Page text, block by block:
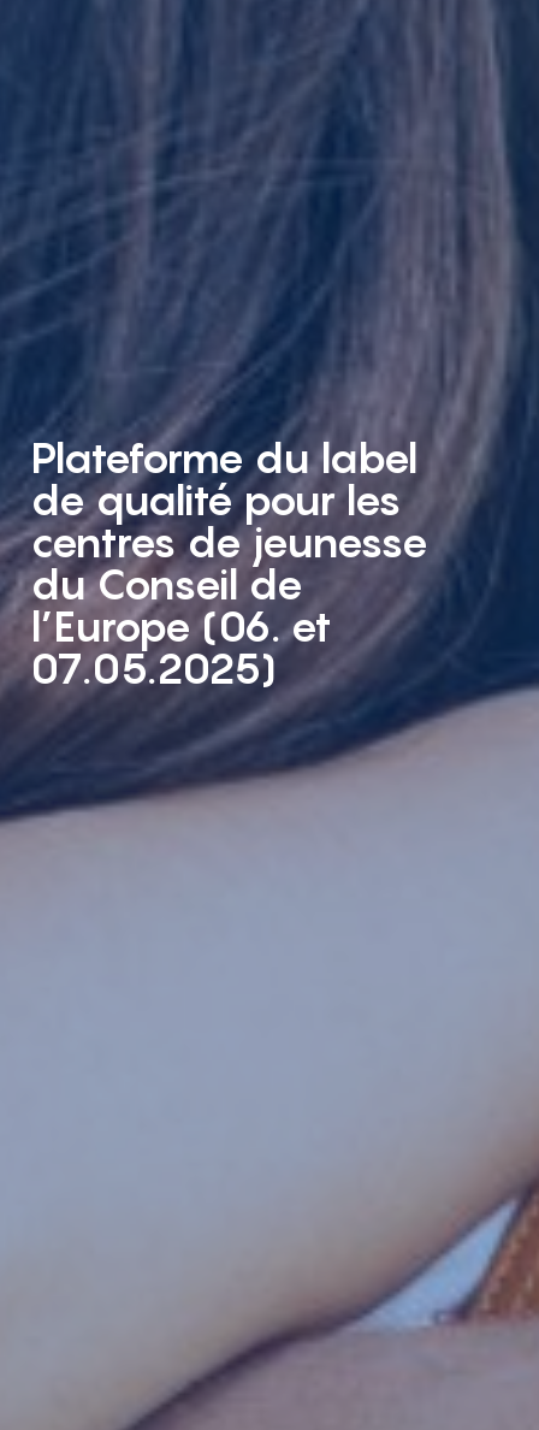
Plateforme du label
de qualité pour les
centres de jeunesse
du Conseil de
l’Europe (06. et
07.05.2025)